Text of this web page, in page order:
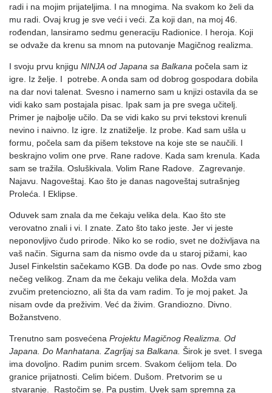
radi i na mojim prijateljima. I na mnogima. Na svakom ko želi da
mu radi. Ovaj krug je sve veći i veći. Za koji dan, na moj 46.
rođendan, lansiramo sedmu generaciju Radionice. I heroja. Koji
se odvaže da krenu sa mnom na putovanje Magičnog realizma.
I svoju prvu knjigu NINJA od Japana sa Balkana počela sam iz
igre. Iz želje. I potrebe. A onda sam od dobrog gospodara dobila
na dar novi talenat. Svesno i namerno sam u knjizi ostavila da se
vidi kako sam postajala pisac. Ipak sam ja pre svega učitelj.
Primer je najbolje učilo. Da se vidi kako su prvi tekstovi krenuli
nevino i naivno. Iz igre. Iz znatiželje. Iz probe. Kad sam ušla u
formu, počela sam da pišem tekstove na koje ste se naučili. I
beskrajno volim one prve. Rane radove. Kada sam krenula. Kada
sam se tražila. Osluškivala. Volim Rane Radove. Zagrevanje.
Najavu. Nagoveštaj. Kao što je danas nagoveštaj sutrašnjeg
Proleća. I Eklipse.
Oduvek sam znala da me čekaju velika dela. Kao što ste
verovatno znali i vi. I znate. Zato što tako jeste. Jer vi jeste
neponovljivo čudo prirode. Niko ko se rodio, svet ne doživljava na
vaš način. Sigurna sam da nismo ovde da u staroj pižami, kao
Jusel Finkelstin sačekamo KGB. Da dođe po nas. Ovde smo zbog
nečeg velikog. Znam da me čekaju velika dela. Možda vam
zvučim pretenciozno, ali šta da vam radim. To je moj paket. Ja
nisam ovde da preživim. Već da živim. Grandiozno. Divno.
Božanstveno.
Trenutno sam posvećena Projektu Magičnog Realizma. Od
Japana. Do Manhatana. Zagrljaj sa Balkana. Širok je svet. I svega
ima dovoljno. Radim punim srcem. Svakom ćelijom tela. Do
granice prijatnosti. Celim bićem. Dušom. Pretvorim se u
stvaranje. Rastočim se. Pa pustim. Uvek sam spremna za